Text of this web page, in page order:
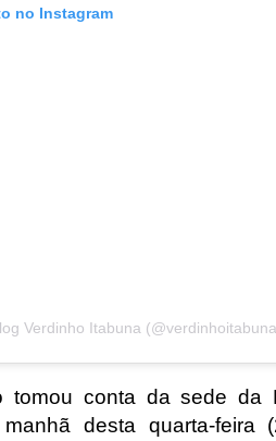
no Instagram
Verdinho Itabuna
conta da sede da
desta quarta-feira